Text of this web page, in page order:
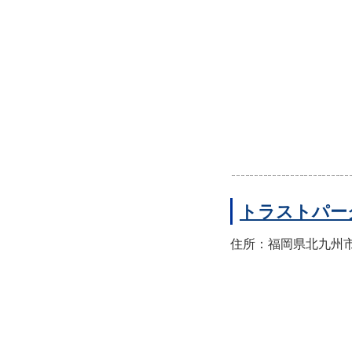
トラストパ
住所：福岡県北九州